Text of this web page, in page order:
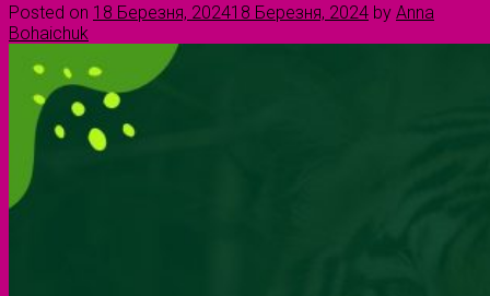
Posted on 18 Березня, 202418 Березня, 2024 by Anna
Bohaichuk